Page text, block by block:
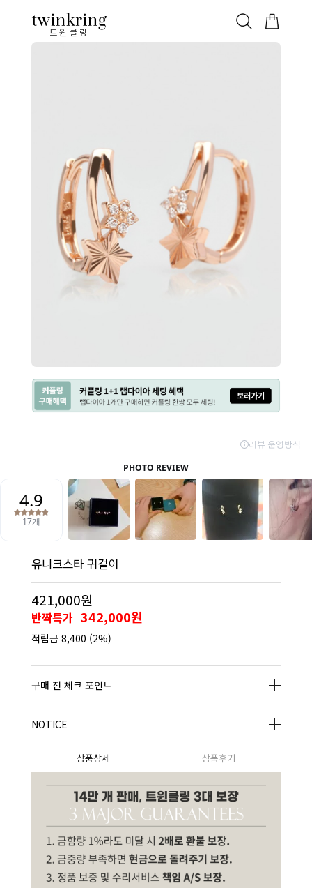
트윈클링
ALL 베스트 안쪽막음 웨딩/다이아 가드링/반지
유니크스타 귀걸이
421,000원
반짝특가 342,000원
적립금 8,400 (2%)
구매 전 체크 포인트
NOTICE
상품상세 상품후기